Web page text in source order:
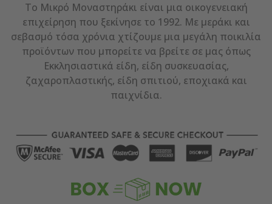
Το Μικρό Μοναστηράκι είναι μια οικογενειακή
επιχείρηση που ξεκίνησε το 1992. Με μεράκι και
σεβασμό τόσα χρόνια χτίζουμε μια μεγάλη ποικιλία
προϊόντων που μπορείτε να βρείτε σε μας όπως
Εκκλησιαστικά είδη, είδη συσκευασίας,
ζαχαροπλαστικής, είδη σπιτιού, εποχιακά και
παιχνίδια.